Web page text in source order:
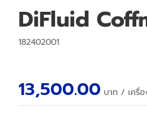
DiFluid
182402001
13,500.00 บาท / เครื่